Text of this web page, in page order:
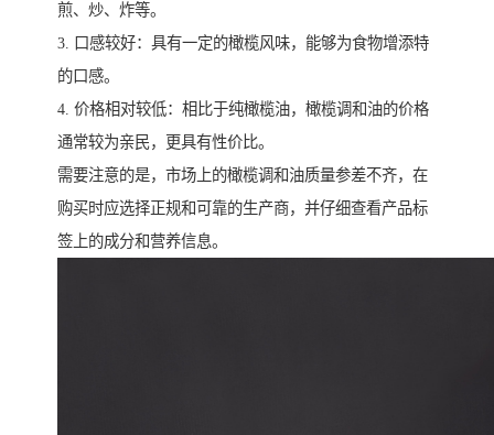
煎、炒、炸等。
3. 口感较好：具有一定的橄榄风味，能够为食物增添特
的口感。
4. 价格相对较低：相比于纯橄榄油，橄榄调和油的价格
通常较为亲民，更具有性价比。
需要注意的是，市场上的橄榄调和油质量参差不齐，在
购买时应选择正规和可靠的生产商，并仔细查看产品标
签上的成分和营养信息。